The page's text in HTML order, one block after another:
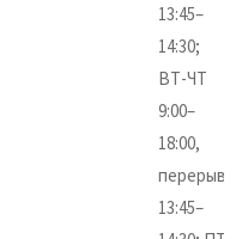
13:45–
14:30;
ВТ-ЧТ
9:00–
18:00,
перерыв
13:45–